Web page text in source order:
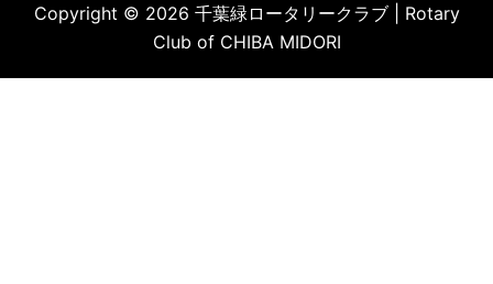
Copyright © 2026 千葉緑ロータリークラブ | Rotary
Club of CHIBA MIDORI